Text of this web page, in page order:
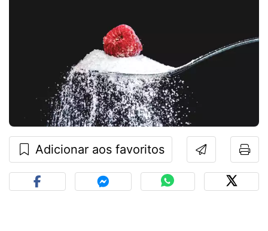
Adicionar aos favoritos